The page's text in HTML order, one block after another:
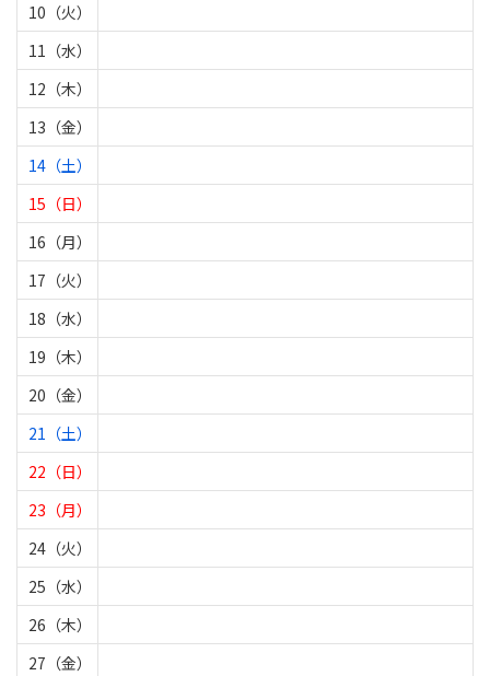
10（火）
11（水）
12（木）
13（金）
14（土）
15（日）
16（月）
17（火）
18（水）
19（木）
20（金）
21（土）
22（日）
23（月）
24（火）
25（水）
26（木）
27（金）